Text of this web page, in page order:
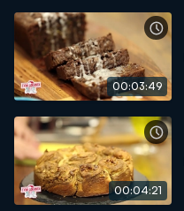
00:03:49
00:04:21